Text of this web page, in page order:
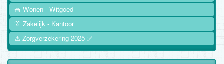
🧺 Wonen - Witgoed
👔 Zakelijk - Kantoor
⚠️ Zorgverzekering 2025 ✅